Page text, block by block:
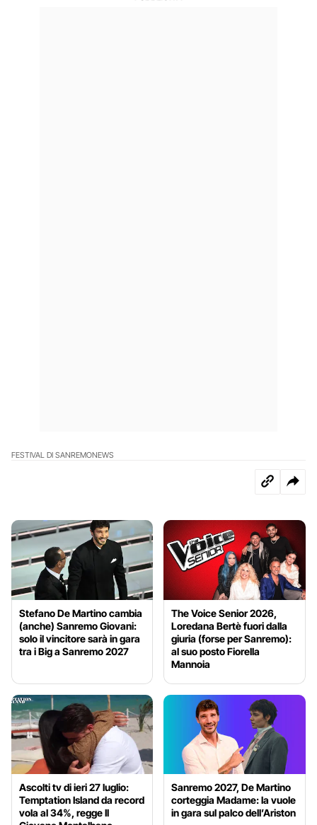
FESTIVAL DI SANREMONEWS
Stefano De Martino cambia
(anche) Sanremo Giovani:
solo il vincitore sarà in gara
tra i Big a Sanremo 2027
The Voice Senior 2026,
Loredana Bertè fuori dalla
giuria (forse per Sanremo):
al suo posto Fiorella
Mannoia
Ascolti tv di ieri 27 luglio:
Temptation Island da record
vola al 34%, regge Il
Sanremo 2027, De Martino
corteggia Madame: la vuole
in gara sul palco dell’Ariston